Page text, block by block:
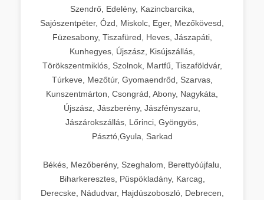
Szendrő, Edelény, Kazincbarcika,
Sajószentpéter, Ózd, Miskolc, Eger, Mezőkövesd,
Füzesabony, Tiszafüred, Heves, Jászapáti,
Kunhegyes, Újszász, Kisújszállás,
Törökszentmiklós, Szolnok, Martfű, Tiszaföldvár,
Túrkeve, Mezőtúr, Gyomaendrőd, Szarvas,
Kunszentmárton, Csongrád, Abony, Nagykáta,
Újszász, Jászberény, Jászfényszaru,
Jászárokszállás, Lőrinci, Gyöngyös,
Pásztó,Gyula, Sarkad
Békés, Mezőberény, Szeghalom, Berettyóújfalu,
Biharkeresztes, Püspökladány, Karcag,
Derecske, Nádudvar, Hajdúszoboszló, Debrecen,